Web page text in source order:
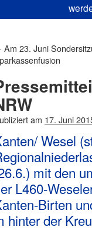
Am 23. Juni
am 17. Juni
Wesel
mit den
L460-
Birten
hinter der